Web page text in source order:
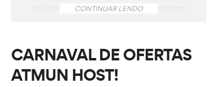
CONTINUAR LENDO
CARNAVAL DE OFERTAS
ATMUN HOST!